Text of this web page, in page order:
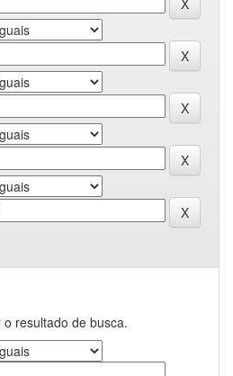
resultado de busca.